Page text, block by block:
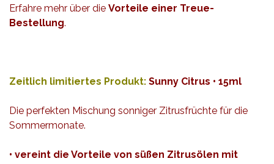
Erfahre mehr über die Vorteile einer Treue-
Bestellung.
Zeitlich limitiertes Produkt: Sunny Citrus • 15ml
Die perfekten Mischung sonniger Zitrusfrüchte für die
Sommermonate.
• vereint die Vorteile von süßen Zitrusölen mit